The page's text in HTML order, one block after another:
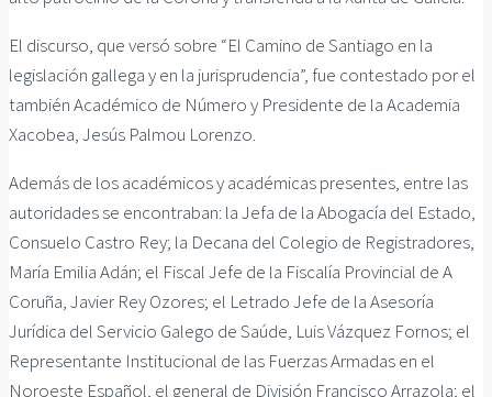
El discurso, que versó sobre “El Camino de Santiago en la
legislación gallega y en la jurisprudencia”, fue contestado por el
también Académico de Número y Presidente de la Academia
Xacobea, Jesús Palmou Lorenzo.
Además de los académicos y académicas presentes, entre las
autoridades se encontraban: la Jefa de la Abogacía del Estado,
Consuelo Castro Rey; la Decana del Colegio de Registradores,
María Emilia Adán; el Fiscal Jefe de la Fiscalía Provincial de A
Coruña, Javier Rey Ozores; el Letrado Jefe de la Asesoría
Jurídica del Servicio Galego de Saúde, Luis Vázquez Fornos; el
Representante Institucional de las Fuerzas Armadas en el
Noroeste Español, el general de División Francisco Arrazola; el